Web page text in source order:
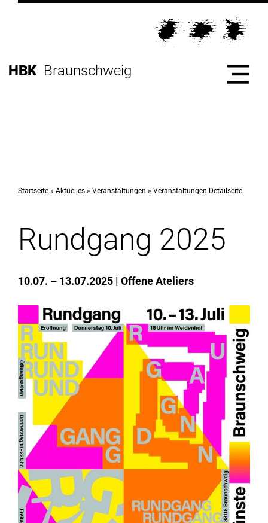
Inhalt
zur
Direkt
HBK Braunschweig
Hochschule
Studium
Institute
Forschung
Infrastruktur
Aktuelles
meinstudium
Startseite Aktuelles Veranstaltungen Veranstaltungen-Detailseite
Rundgang 2025
10.07. – 13.07.2025 Offene Ateliers